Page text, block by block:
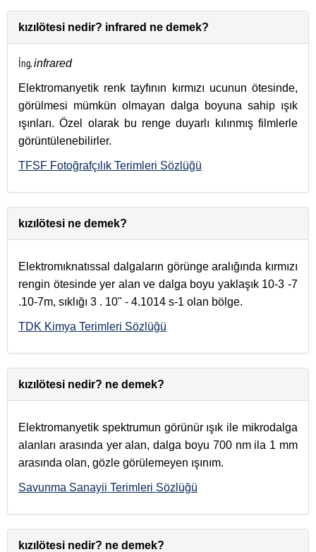
kızılötesi nedir? infrared ne demek?
İng.infrared
Elektromanyetik renk tayfının kırmızı ucunun ötesinde,
görülmesi mümkün olmayan dalga boyuna sahip ışık
ışınları. Özel olarak bu renge duyarlı kılınmış filmlerle
görüntülenebilirler.
TFSF Fotoğrafçılık Terimleri Sözlüğü
kızılötesi ne demek?
Elektromıknatıssal dalgaların görünge aralığında kırmızı
rengin ötesinde yer alan ve dalga boyu yaklaşık 10-3 -7
.10-7m, sıklığı 3 . 10" - 4.1014 s-1 olan bölge.
TDK Kimya Terimleri Sözlüğü
kızılötesi nedir? ne demek?
Elektromanyetik spektrumun görünür ışık ile mikrodalga
alanları arasında yer alan, dalga boyu 700 nm ila 1 mm
arasında olan, gözle görülemeyen ışınım.
Savunma Sanayii Terimleri Sözlüğü
kızılötesi nedir? ne demek?